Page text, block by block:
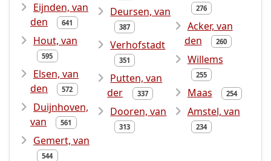
Eijnden, van
den
641
Hout, van
595
Elsen, van
den
572
Duijnhoven,
van
561
Gemert, van
544
Deursen, van
387
Verhofstadt
351
Putten, van
der
337
Dooren, van
313
276
Acker, van
den
260
Willems
255
Maas 254
Amstel, van
234